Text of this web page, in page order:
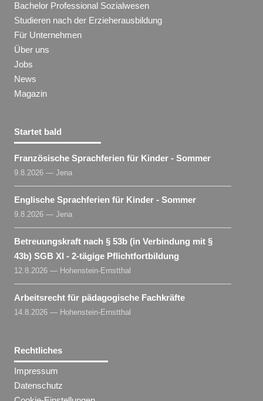
Bachelor Professional Sozialwesen
Studieren nach der Erzieherausbildung
Für Unternehmen
Über uns
Jobs
News
Magazin
Startet bald
Französische Sprachferien für Kinder - Sommer
9.8.2026 — Jena
Englische Sprachferien für Kinder - Sommer
9.8.2026 — Jena
Betreuungskraft nach § 53b (in Verbindung mit §
43b) SGB XI - 2-tägige Pflichtfortbildung
12.8.2026 — Hohenstein-Ernstthal
Arbeitsrecht für pädagogische Fachkräfte
14.8.2026 — Hohenstein-Ernstthal
Rechtliches
Impressum
Datenschutz